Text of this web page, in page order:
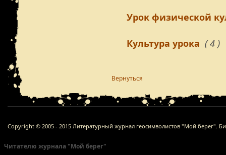
Урок физической
Культура урока ( 4 )
Вернуться
Copyright © 2005 - 2015 Литературный журнал геосимволистов "Мой берег".
Читателю журнала "Мой берег"